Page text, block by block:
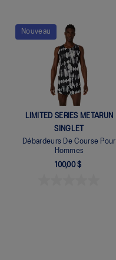
Nouveau
LIMITED SERIES METARUN
SINGLET
Débardeurs De Course Pour
Hommes
100,00 $